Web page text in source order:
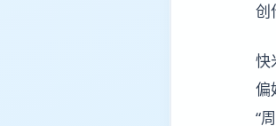
创
快
偏
“